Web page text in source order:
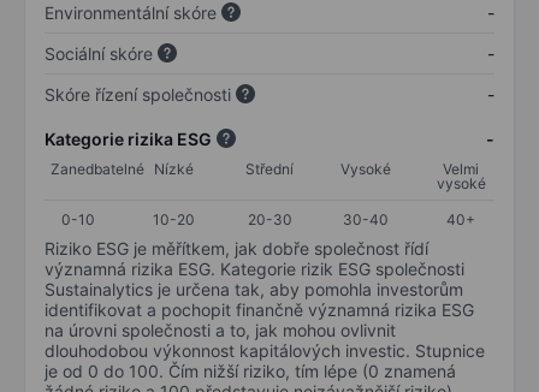
Environmentální skóre
-
Sociální skóre
-
Skóre řízení společnosti
-
Kategorie rizika ESG -
Zanedbatelné Nízké Střední Vysoké
Velmi
vysoké
0-10
10-20 20-30 30-40 40+
Riziko ESG je měřítkem, jak dobře společnost řídí
významná rizika ESG. Kategorie rizik ESG společnosti
Sustainalytics je určena tak, aby pomohla investorům
identifikovat a pochopit finančně významná rizika ESG
na úrovni společnosti a to, jak mohou ovlivnit
dlouhodobou výkonnost kapitálových investic. Stupnice
je od 0 do 100. Čím nižší riziko, tím lépe (0 znamená